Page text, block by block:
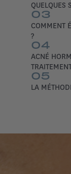
QUELQUES
03
COMMENT
?
04
ACNÉ
05
LA